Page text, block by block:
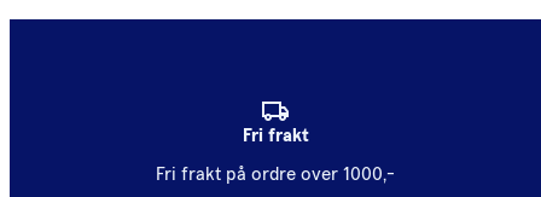
Fri frakt
Fri frakt på ordre over 1000,-